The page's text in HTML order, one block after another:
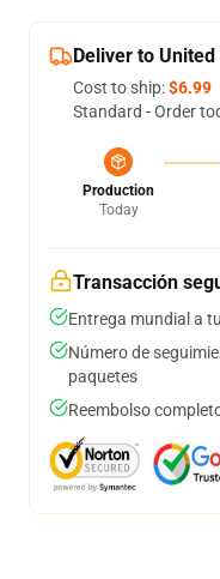
Deliver to
Cost to ship:$6.99
Standard - Order
Production
Today
Transacción
Entrega mundial a
Número de
paquetes
Reembolso